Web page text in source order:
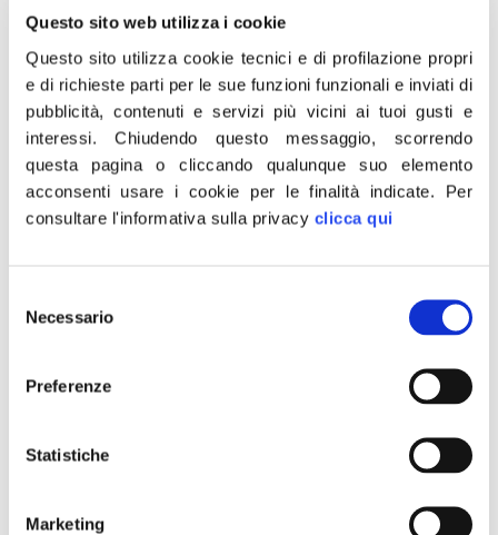
Questo sito web utilizza i cookie
Questo sito utilizza cookie tecnici e di profilazione propri
e di richieste parti per le sue funzioni funzionali e inviati di
pubblicità, contenuti e servizi più vicini ai tuoi gusti e
interessi.Chiudendo questo messaggio, scorrendo
questa pagina o cliccando qualunque suo elemento
acconsenti usare i cookie per le finalità indicate. Per
consultare l'informativa sulla privacy clicca qui
delNecessario
Preferenze
Statistiche
Marketing
e di garantire l’occupazione. La bocciatura della nostra
proposta dimostra anche come la Regione non prenda
in considerazione le gravi perdite subite dal settore sia a
causa del Covid19, che dei danni provocati
dall’erosione costiera. Tutti i ragionamenti positivi fatti
sulla possibilità di estendere il turismo balneare oltre la
stagione estiva, verrebbero a cadere senza il
incrementare e migliorare la capacità e la qualità ricettiva
dei nostri litorali. Inoltre con la corresponsione dei canoni,
gli Enti Locali avrebbero la disponibilità di effettuare la
manutenzione e la prevenzione dei danni naturali,
curati e dotati di servizi minimi. Purtroppo l’ennesima
restare il PUA un mero atto amministrativo, con scarse o